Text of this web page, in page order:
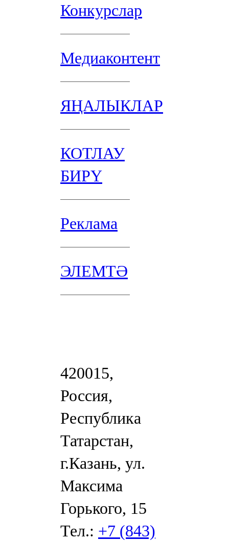
Конкурслар
Медиаконтент
ЯҢАЛЫКЛАР
КОТЛАУ
БИРҮ
Реклама
ЭЛЕМТӘ
420015,
Россия,
Республика
Татарстан,
г.Казань, ул.
Максима
Горького, 15
Тел.: +7 (843)